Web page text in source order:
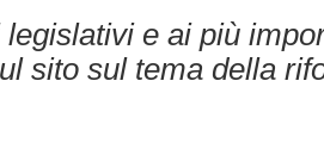
e ai più
sito sul tema della